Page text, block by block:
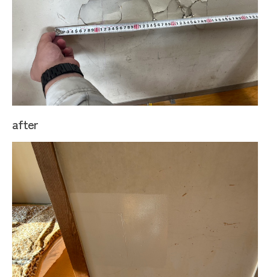
after